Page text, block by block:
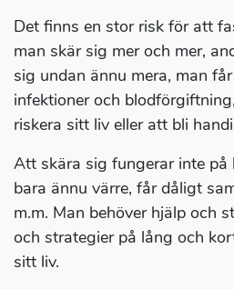
Det finns en stor risk för att
man skär sig mer och mer,
sig undan ännu mera, man
infektioner och
riskera sitt liv eller att bli
Att skära sig fungerar inte på
bara ännu värre, får dåligt
m.m. Man behöver hjälp och
och strategier på lång och
sitt liv.